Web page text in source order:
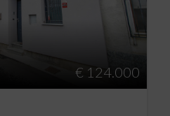
€ 124.000